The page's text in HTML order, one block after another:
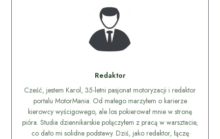
Redaktor
Cześć, jestem Karol, 35-letni pasjonat motoryzacji i redaktor
portalu MotorMania. Od małego marzyłem o karierze
kierowcy wyścigowego, ale los pokierował mnie w stronę
pióra. Studia dziennikarskie połączyłem z pracą w warsztacie,
co dało mi solidne podstawy. Dziś, jako redaktor, łączę